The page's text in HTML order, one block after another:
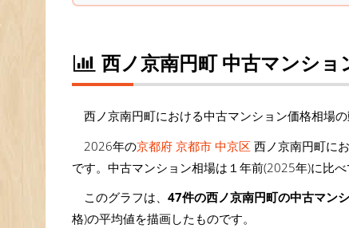
西ノ京南円町 中古マンショ
西ノ京南円町における中古マンション価格相場の
2026年の京都府 京都市 中京区 西ノ京南円町に
です。中古マンション相場は１年前(2025年)に比べ
このグラフは、 47件の西ノ京南円町の中古マン
格)の平均値を描画したものです。